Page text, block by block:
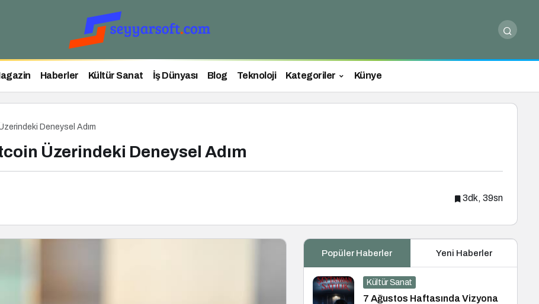
Haberler Kültür Sanat İş Dünyası Blog Teknoloji Kategoriler Künye
Deneysel Adım
Üzerindeki Deneysel Adım
3dk, 39sn
Popüler Haberler Yeni Haberler
Kültür Sanat
7 Ağustos Haftasında Vizyona